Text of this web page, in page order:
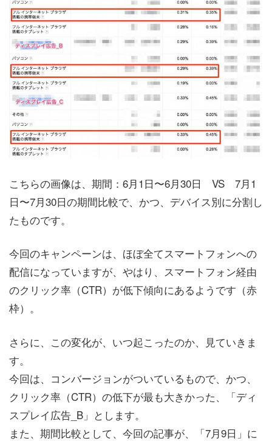
こちらの画像は、期間：6月1日〜6月30日 VS 7月1
日〜7月30日の期間比較で、かつ、デバイス別に分割し
たものです。
今回のキャンペーンは、ほぼ全てスマートフォンへの
配信になっていますが、やはり、スマートフォン経由
のクリック率（CTR）が低下傾向にあるようです（赤
枠）。
さらに、この変化が、いつ起こったのか、見ていきま
す。
今回は、コンバージョンがついているもので、かつ、
クリック率（CTR）の低下が最も大きかった、「ディ
スプレイ広告_B」とします。
また、期間比較として、今回の記事が、「7月9日」に